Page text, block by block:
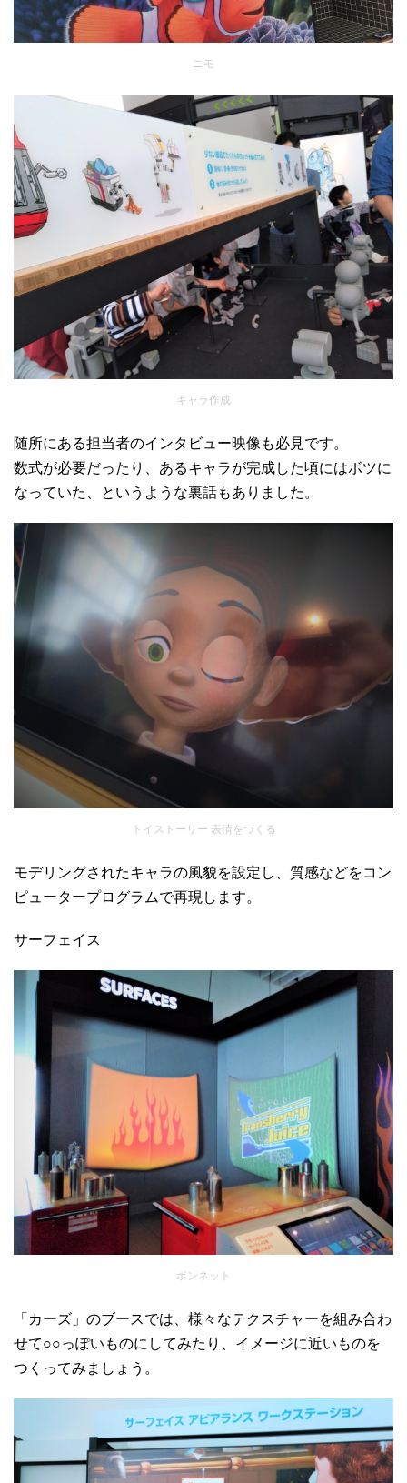
ニモ
キャラ作成
随所にある担当者のインタビュー映像も必見です。
数式が必要だったり、あるキャラが完成した頃にはボツに
なっていた、というような裏話もありました。
トイストーリー 表情をつくる
モデリングされたキャラの風貌を設定し、質感などをコン
ピュータープログラムで再現します。
サーフェイス
ボンネット
「カーズ」のブースでは、様々なテクスチャーを組み合わ
せて○○っぽいものにしてみたり、イメージに近いものを
つくってみましょう。